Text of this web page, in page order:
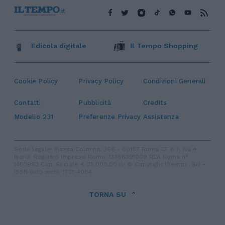
Cookie Policy Privacy Policy Condizioni Generali
Contatti Pubblicità
Credits
Modello 231
Preferenze Privacy Assistenza
Edicola digitale Il Tempo Shopping
TORNA SU